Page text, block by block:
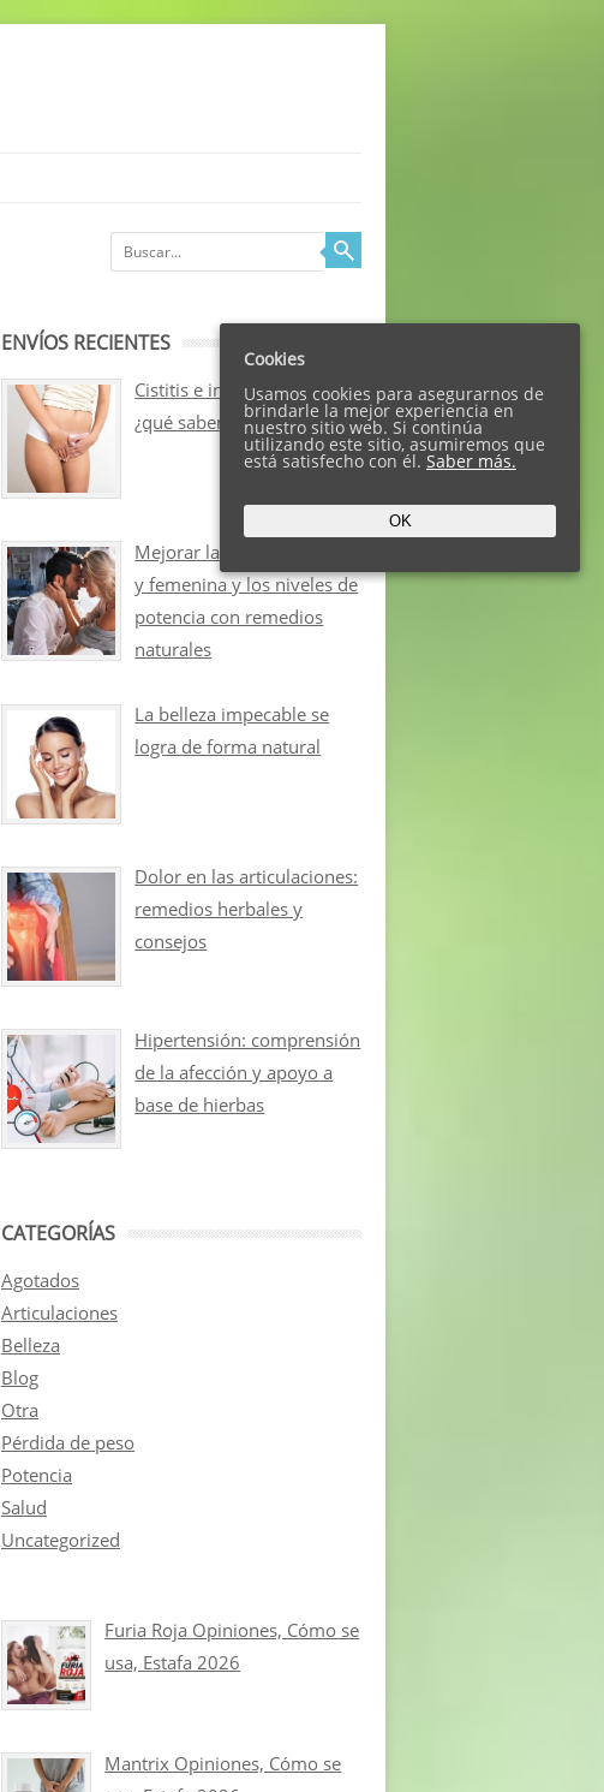
ENVÍOS RECIENTES
Cistitis e incontinencia:
¿qué sabemos sobre ellos?
Mejorar la libido masculina
y femenina y los niveles de
potencia con remedios
naturales
La belleza impecable se
logra de forma natural
Dolor en las articulaciones:
remedios herbales y
consejos
Hipertensión: comprensión
de la afección y apoyo a
base de hierbas
CATEGORÍAS
Agotados
Articulaciones
Belleza
Blog
Otra
Pérdida de peso
Potencia
Salud
Uncategorized
Furia Roja Opiniones, Cómo se
usa, Estafa 2026
Mantrix Opiniones, Cómo se
Cookies
Usamos cookies para asegurarnos de
brindarle la mejor experiencia en
nuestro sitio web. Si continúa
utilizando este sitio, asumiremos que
está satisfecho con él. Saber más.
OK